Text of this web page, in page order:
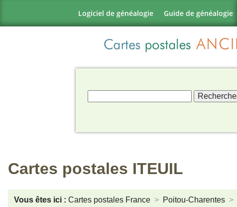
Logiciel de généalogie Guide de généalogie
Cartes postales ITEUIL
Vous êtes ici : Cartes postales France Poitou-Charentes